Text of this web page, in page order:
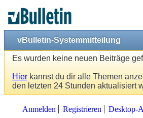
vBulletin-Systemmitteilung
Es wurden keine neuen Beiträge
Hier kannst du dir alle Themen
den letzten 24 Stunden aktualisiert
Anmelden Registrieren Desktop-